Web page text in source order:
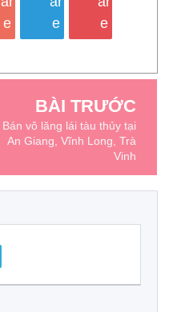
e
e
e
BÀI TRƯỚC
Bán vô lăng lái tàu thủy tại
An Giang, Vĩnh Long, Trà
Vinh